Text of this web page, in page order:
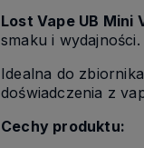
Lost Vape UB Mini
smaku i wydajności.
Idealna do zbiornika
doświadczenia z
Cechy produktu: